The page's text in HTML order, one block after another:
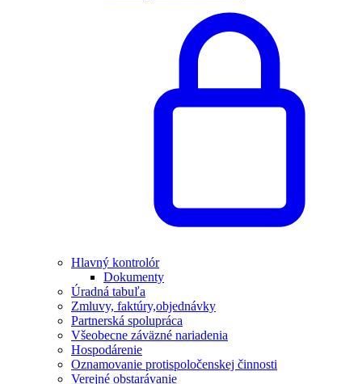
Hlavný kontrolór
Dokumenty
Úradná tabuľa
Zmluvy, faktúry,objednávky
Partnerská spolupráca
Všeobecne záväzné nariadenia
Hospodárenie
Oznamovanie protispoločenskej činnosti
Verejné obstarávanie